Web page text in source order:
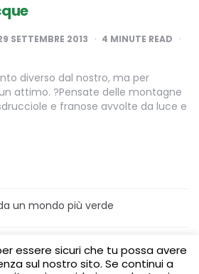
SETTEMBRE 2013 4 MINUTE READ
diverso dal nostro, ma per
attimo. ?Pensate delle montagne
e franose avvolte da luce e
un mondo più verde
Turismo sostenibile
Visite per le scuole
per aziende Media Partner
essere sicuri che tu possa avere
sul nostro sito. Se continui a